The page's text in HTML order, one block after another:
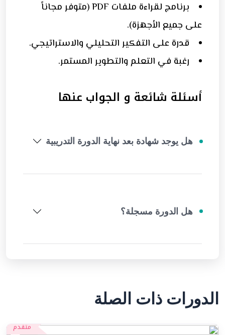
برنامج لقراءة ملفات PDF (متوفر مجاناً
على جميع الأجهزة).
قدرة على التفكير التحليلي والاستراتيجي.
رغبة في التعلم والتطوير المستمر.
أسئلة شائعة و الجواب عنها
هل يوجد شهادة بعد نهاية الدورة التدريبية
هل الدورة مسجلة؟
الدورات ذات الصلة
متقدم